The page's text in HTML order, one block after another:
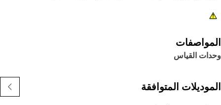
القياس
المتوافقة